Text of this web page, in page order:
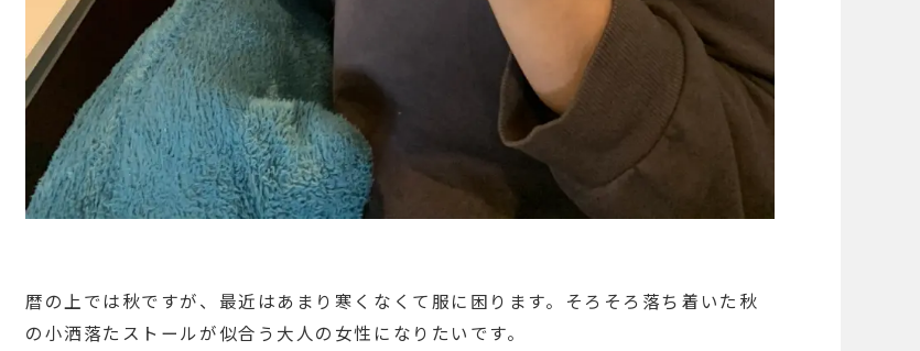
暦の上では秋ですが、最近はあまり寒くなくて服に困ります。そろそろ落ち着いた秋
の小洒落たストールが似合う大人の女性になりたいです。